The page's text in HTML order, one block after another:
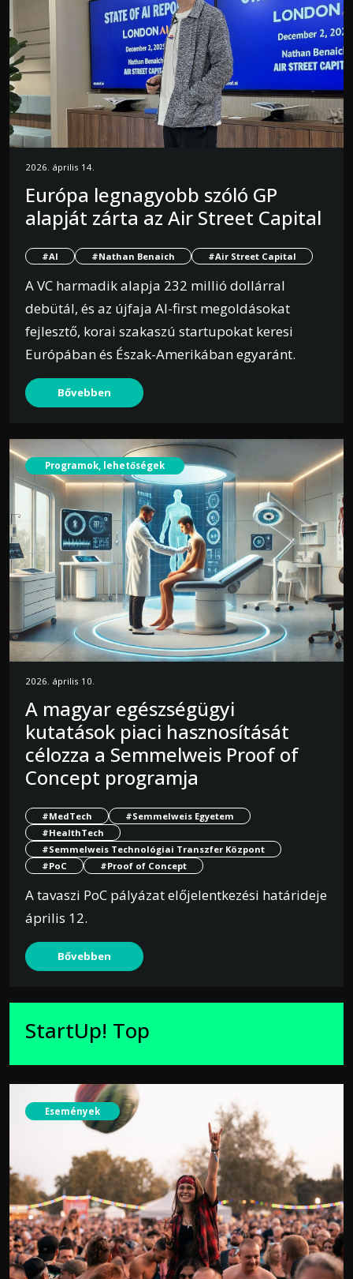
2026. április 14.
Európa legnagyobb szóló GP
alapját zárta az Air Street Capital
#AI #Nathan Benaich #Air Street Capital
A VC harmadik alapja 232 millió dollárral
debütál, és az újfaja AI-first megoldásokat
fejlesztő, korai szakaszú startupokat keresi
Európában és Észak-Amerikában egyaránt.
Bővebben
Programok, lehetőségek
2026. április 10.
A magyar egészségügyi
kutatások piaci hasznosítását
célozza a Semmelweis Proof of
Concept programja
#MedTech
#Semmelweis Egyetem
#HealthTech
#Semmelweis Technológiai Transzfer Központ
#PoC
#Proof of Concept
A tavaszi PoC pályázat előjelentkezési határideje
április 12.
Bővebben
StartUp! Top
Események